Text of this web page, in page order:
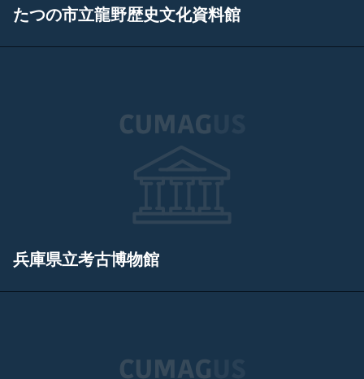
たつの市立龍野歴史文化資料館
兵庫県立考古博物館